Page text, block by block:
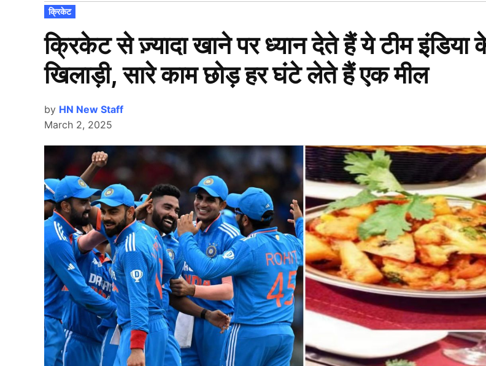
Open
POSTED
IN
क्रिकेट
क्रिकेट से ज़्यादा खाने पर ध्यान देते हैं ये टीम इंडिया
खिलाड़ी, सारे काम छोड़ हर घंटे लेते हैं एक मील
by HN New Staff
March 2, 2025